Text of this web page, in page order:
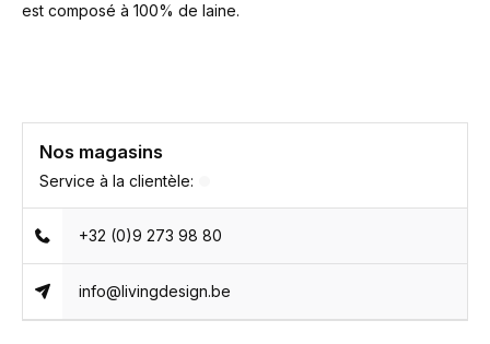
est composé à 100% de laine.
Nos magasins
Service à la clientèle:
+32 (0)9 273 98 80
info@livingdesign.be